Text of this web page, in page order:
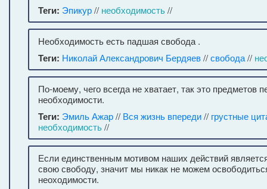
Теги: Эпикур// необходимость//
Необходимость есть падшая свобода .
Теги: Николай Александрович Бердяев//свобода//
По-моему, чего всегда не хватает, так это предметов
необходимости.
Теги: Эмиль Ажар// Вся жизнь впереди// грустные
необходимость//
Если единственным мотивом наших действий
свою свободу, значит мы никак не можем
неоходимости.